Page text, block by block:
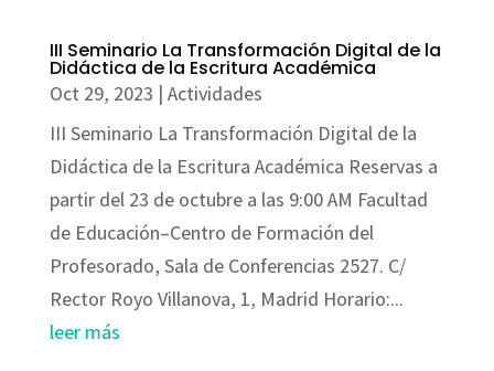
III Seminario La Transformación Digital de la
Didáctica de la Escritura Académica
Oct 29, 2023 | Actividades
III Seminario La Transformación Digital de la
Didáctica de la Escritura Académica Reservas a
partir del 23 de octubre a las 9:00 AM Facultad
de Educación–Centro de Formación del
Profesorado, Sala de Conferencias 2527. C/
Rector Royo Villanova, 1, Madrid Horario:...
leer más